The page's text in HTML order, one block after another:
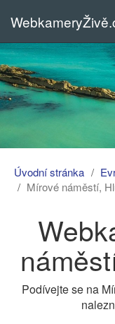
Úvodní stránka
Mírové náměstí,
Podívejte se na